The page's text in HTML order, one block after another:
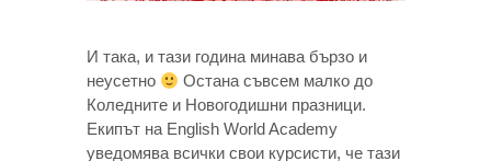
И така, и тази година минава бързо и
неусетно
Остана съвсем малко до
Коледните и Новогодишни празници.
Екипът на English World Academy
уведомява всички свои курсисти, че тази